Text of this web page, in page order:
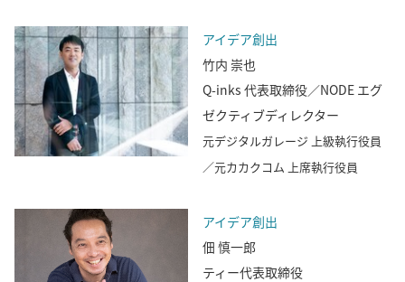
アイデア創出
竹内 崇也
Q-inks 代表取締役／NODE エグ
ゼクティブディレクター
元デジタルガレージ 上級執行役員
／元カカクコム 上席執行役員
アイデア創出
佃 慎一郎
ティー代表取締役